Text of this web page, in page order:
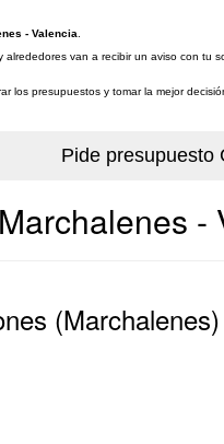
- Valencia
van a recibir un aviso con
los presupuestos y tomar la mejor
-
(Marchalenes)